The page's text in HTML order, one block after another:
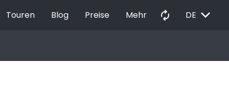
Touren Blog Preise Mehr autorenew DE EXPAND_MORE